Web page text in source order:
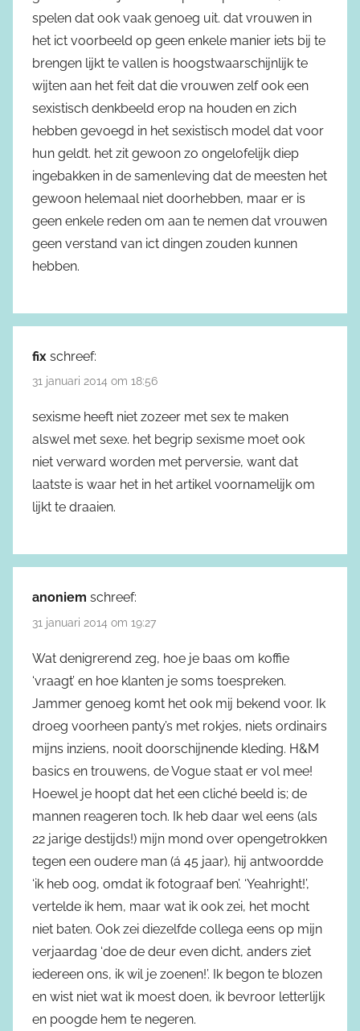
spelen dat ook vaak genoeg uit. dat vrouwen in
het ict voorbeeld op geen enkele manier iets bij te
brengen lijkt te vallen is hoogstwaarschijnlijk te
wijten aan het feit dat die vrouwen zelf ook een
sexistisch denkbeeld erop na houden en zich
hebben gevoegd in het sexistisch model dat voor
hun geldt. het zit gewoon zo ongelofelijk diep
ingebakken in de samenleving dat de meesten het
gewoon helemaal niet doorhebben, maar er is
geen enkele reden om aan te nemen dat vrouwen
geen verstand van ict dingen zouden kunnen
hebben.
fix schreef:
31 januari 2014 om 18:56
sexisme heeft niet zozeer met sex te maken
alswel met sexe. het begrip sexisme moet ook
niet verward worden met perversie, want dat
laatste is waar het in het artikel voornamelijk om
lijkt te draaien.
anoniem schreef:
31 januari 2014 om 19:27
Wat denigrerend zeg, hoe je baas om koffie
‘vraagt’ en hoe klanten je soms toespreken.
Jammer genoeg komt het ook mij bekend voor. Ik
droeg voorheen panty’s met rokjes, niets ordinairs
mijns inziens, nooit doorschijnende kleding. H&M
basics en trouwens, de Vogue staat er vol mee!
Hoewel je hoopt dat het een cliché beeld is; de
mannen reageren toch. Ik heb daar wel eens (als
22 jarige destijds!) mijn mond over opengetrokken
tegen een oudere man (á 45 jaar), hij antwoordde
‘ik heb oog, omdat ik fotograaf ben’. ‘Yeahright!’,
vertelde ik hem, maar wat ik ook zei, het mocht
niet baten. Ook zei diezelfde collega eens op mijn
verjaardag ‘doe de deur even dicht, anders ziet
iedereen ons, ik wil je zoenen!’. Ik begon te blozen
en wist niet wat ik moest doen, ik bevroor letterlijk
en poogde hem te negeren.